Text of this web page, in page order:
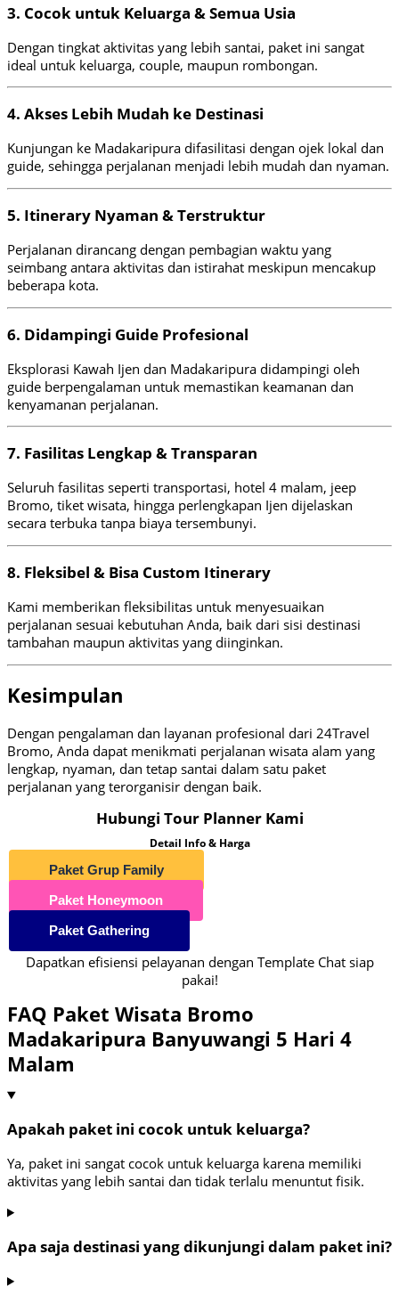
3. Cocok untuk Keluarga & Semua Usia
Dengan tingkat aktivitas yang lebih santai, paket ini sangat
ideal untuk keluarga, couple, maupun rombongan.
4. Akses Lebih Mudah ke Destinasi
Kunjungan ke Madakaripura difasilitasi dengan ojek lokal dan
guide, sehingga perjalanan menjadi lebih mudah dan nyaman.
5. Itinerary Nyaman & Terstruktur
Perjalanan dirancang dengan pembagian waktu yang
seimbang antara aktivitas dan istirahat meskipun mencakup
beberapa kota.
6. Didampingi Guide Profesional
Eksplorasi Kawah Ijen dan Madakaripura didampingi oleh
guide berpengalaman untuk memastikan keamanan dan
kenyamanan perjalanan.
7. Fasilitas Lengkap & Transparan
Seluruh fasilitas seperti transportasi, hotel 4 malam, jeep
Bromo, tiket wisata, hingga perlengkapan Ijen dijelaskan
secara terbuka tanpa biaya tersembunyi.
8. Fleksibel & Bisa Custom Itinerary
Kami memberikan fleksibilitas untuk menyesuaikan
perjalanan sesuai kebutuhan Anda, baik dari sisi destinasi
tambahan maupun aktivitas yang diinginkan.
Kesimpulan
Dengan pengalaman dan layanan profesional dari 24Travel
Bromo, Anda dapat menikmati perjalanan wisata alam yang
lengkap, nyaman, dan tetap santai dalam satu paket
perjalanan yang terorganisir dengan baik.
Hubungi Tour Planner Kami
Detail Info & Harga
Paket Grup Family
Paket Honeymoon
Paket Gathering
Dapatkan efisiensi pelayanan dengan Template Chat siap
pakai!
FAQ Paket Wisata Bromo
Madakaripura Banyuwangi 5 Hari 4
Malam
Apakah paket ini cocok untuk keluarga?
Ya, paket ini sangat cocok untuk keluarga karena memiliki
aktivitas yang lebih santai dan tidak terlalu menuntut fisik.
Apa saja destinasi yang dikunjungi dalam paket ini?